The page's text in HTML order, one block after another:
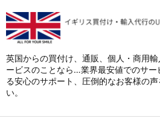
英国からの買付け、通販、個人・商用
ービスのことなら…業界最安値でのサー
る安心のサポート、圧倒的なお客様の
い。